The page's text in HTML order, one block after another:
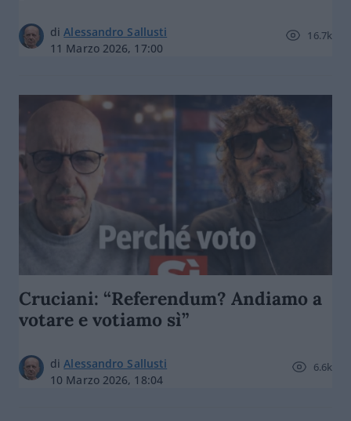
diAlessandro Sallusti
11 Marzo 2026, 17:00
16.7k
Cruciani: “Referendum? Andiamo a
votare e votiamo sì”
diAlessandro Sallusti
10 Marzo 2026, 18:04
6.6k